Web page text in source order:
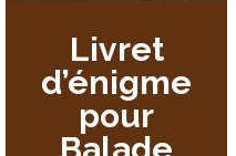
Livret
d’énigme
pour